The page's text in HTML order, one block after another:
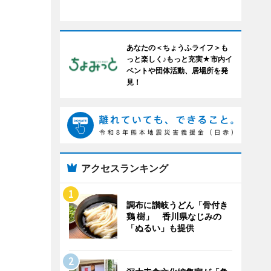
あなたの＜ちょうふライフ＞も
っと楽しく♪もっと充実★市内イ
ベントや団体活動、居場所を発
見！
アクセスランキング
調布に讃岐うどん「骨付き
鶏 樹」 香川県なじみの
「ぬるい」も提供